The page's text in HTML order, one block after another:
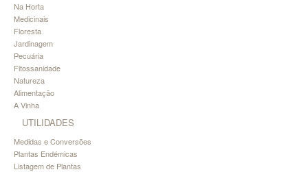
Na Horta
Medicinais
Floresta
Jardinagem
Pecuária
Fitossanidade
Natureza
Alimentação
A Vinha
UTILIDADES
Medidas e Conversões
Plantas Endémicas
Listagem de Plantas